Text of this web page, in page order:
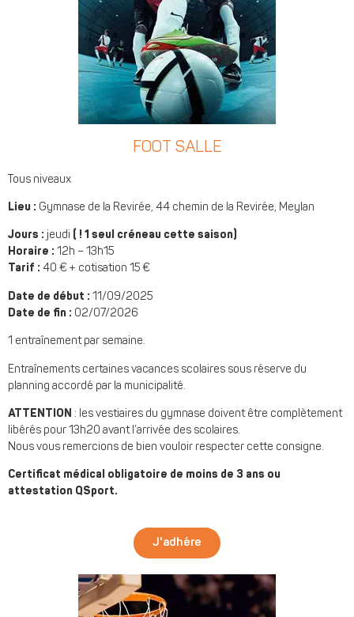
FOOT SALLE
Tous niveaux
Lieu : Gymnase de la Revirée, 44 chemin de la Revirée, Meylan
Jours : jeudi ( ! 1 seul créneau cette saison)
Horaire : 12h – 13h15
Tarif : 40 € + cotisation 15 €
Date de début : 11/09/2025
Date de fin : 02/07/2026
1 entraînement par semaine.
Entraînements certaines vacances scolaires sous réserve du
planning accordé par la municipalité.
ATTENTION : les vestiaires du gymnase doivent être complètement
libérés pour 13h20 avant l’arrivée des scolaires.
Nous vous remercions de bien vouloir respecter cette consigne.
Certificat médical obligatoire de moins de 3 ans ou
attestation QSport.
J'adhére